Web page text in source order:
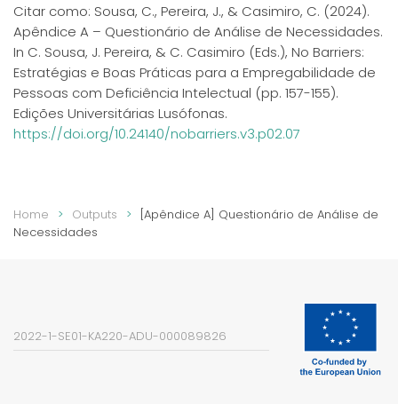
Citar como: Sousa, C., Pereira, J., & Casimiro, C. (2024).
Apêndice A – Questionário de Análise de Necessidades.
In C. Sousa, J. Pereira, & C. Casimiro (Eds.), No Barriers:
Estratégias e Boas Práticas para a Empregabilidade de
Pessoas com Deficiência Intelectual (pp. 157-155).
Edições Universitárias Lusófonas.
https://doi.org/10.24140/nobarriers.v3.p02.07
Home Outputs
[Apêndice A] Questionário de Análise de
Necessidades
2022-1-SE01-KA220-ADU-000089826